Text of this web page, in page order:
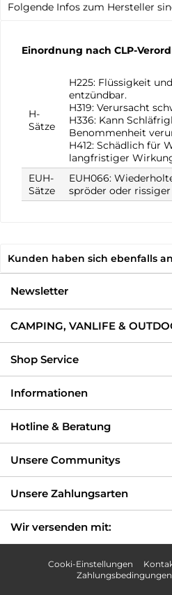
Folgende Infos zum Hersteller
Einordnung nach CLP-
H-
Sätze
H225: Flüssigkeit
entzündbar.
H319: Verursacht
H336: Kann
Benommenheit
H412: Schädlich für
langfristiger
EUH-
Sätze
EUH066:
spröder oder
Kunden haben sich ebenfalls
Newsletter
CAMPING, VANLIFE &
Shop Service
Informationen
Hotline & Beratung
Unsere Communitys
Unsere Zahlungsarten
Wir versenden mit:
Cooki-Einstellungen
Zahlungsbedingungen